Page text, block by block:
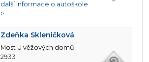
další informace o autoškole
>
Zdeňka Skleničková
Most U věžových domů
2933